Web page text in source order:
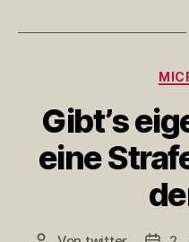
Gibt’s
eine